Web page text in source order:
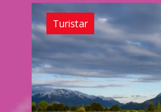
Turistar